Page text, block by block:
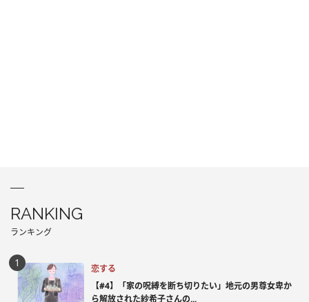
RANKING
ランキング
恋する
【#4】「家の呪縛を断ち切りたい」地元の男尊女卑か
ら解放された紗希子さんの...